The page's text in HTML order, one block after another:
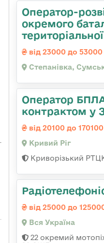
Оператор-
окремого
від 23000 до 53000
Степанівка,
Оператор
контрактом у
від 20100 до
Кривий Ріг
Криворізький
від 25000 до
Вся Україна
22 окремий